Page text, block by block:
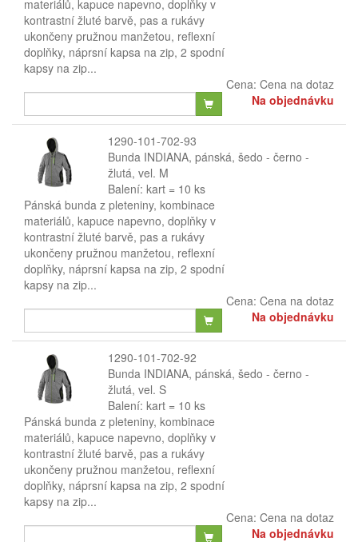
materiálů, kapuce napevno, doplňky v
kontrastní žluté barvě, pas a rukávy
ukončeny pružnou manžetou, reflexní
doplňky, náprsní kapsa na zip, 2 spodní
kapsy na zip...
Cena: Cena na dotaz
Na objednávku
1290-101-702-93
Bunda INDIANA, pánská, šedo - černo -
žlutá, vel. M
Balení: kart = 10 ks
Pánská bunda z pleteniny, kombinace
materiálů, kapuce napevno, doplňky v
kontrastní žluté barvě, pas a rukávy
ukončeny pružnou manžetou, reflexní
doplňky, náprsní kapsa na zip, 2 spodní
kapsy na zip...
Cena: Cena na dotaz
Na objednávku
1290-101-702-92
Bunda INDIANA, pánská, šedo - černo -
žlutá, vel. S
Balení: kart = 10 ks
Pánská bunda z pleteniny, kombinace
materiálů, kapuce napevno, doplňky v
kontrastní žluté barvě, pas a rukávy
ukončeny pružnou manžetou, reflexní
doplňky, náprsní kapsa na zip, 2 spodní
kapsy na zip...
Cena: Cena na dotaz
Na objednávku